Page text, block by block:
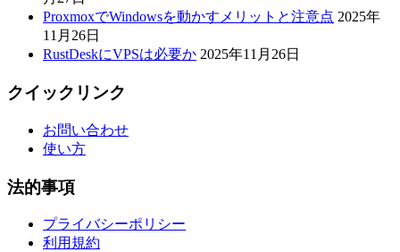
ProxmoxでWindowsを動かすメリットと注意点 2025年
11月26日
RustDeskにVPSは必要か 2025年11月26日
クイックリンク
お問い合わせ
使い方
法的事項
プライバシーポリシー
利用規約